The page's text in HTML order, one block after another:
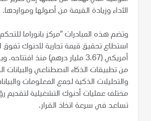
الأداء وزيادة القيمة من أصولها ومواردها.
وتضم هذه المبادرات "مركز بانوراما
استطاع تحقيق قيمة تجارية لأدنوك تفوق
أمريكي (3.67 مليار درهم) منذ
من تطبيقات الذكاء الاصطناعي والبيانات
والتحليلات الذكية لجمع المعلومات
مختلف عمليات أدنوك التشغيلية لتقديم
تساعد في سرعة اتخاذ القرار.